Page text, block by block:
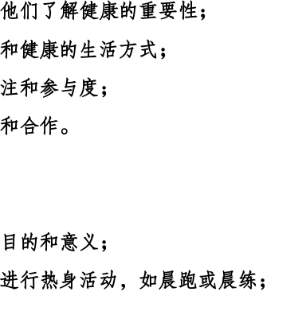
1.邀请专业医生或保健老师为幼儿和家长讲解有关健康的主